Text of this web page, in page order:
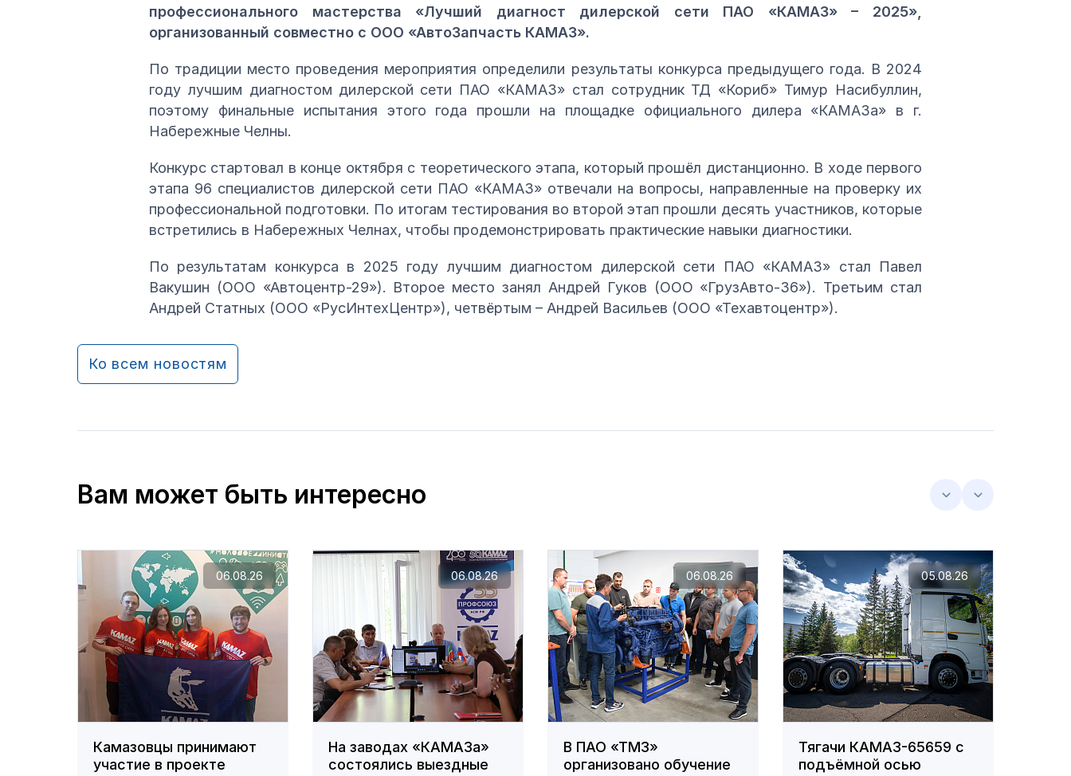
профессионального мастерства «Лучший диагност дилерской сети ПАО «КАМАЗ» – 2025»,
организованный совместно с ООО «АвтоЗапчасть КАМАЗ».
По традиции место проведения мероприятия определили результаты конкурса предыдущего года. В 2024
году лучшим диагностом дилерской сети ПАО «КАМАЗ» стал сотрудник ТД «Кориб» Тимур Насибуллин,
поэтому финальные испытания этого года прошли на площадке официального дилера «КАМАЗа» в г.
Набережные Челны.
Конкурс стартовал в конце октября с теоретического этапа, который прошёл дистанционно. В ходе первого
этапа 96 специалистов дилерской сети ПАО «КАМАЗ» отвечали на вопросы, направленные на проверку их
профессиональной подготовки. По итогам тестирования во второй этап прошли десять участников, которые
встретились в Набережных Челнах, чтобы продемонстрировать практические навыки диагностики.
По результатам конкурса в 2025 году лучшим диагностом дилерской сети ПАО «КАМАЗ» стал Павел
Вакушин (ООО «Автоцентр-29»). Второе место занял Андрей Гуков (ООО «ГрузАвто-36»). Третьим стал
Андрей Статных (ООО «РусИнтехЦентр»), четвёртым – Андрей Васильев (ООО «Техавтоцентр»).
Ко всем новостям
Вам может быть интересно
Камазовцы принимают
участие в проекте
06.08.26
На заводах «КАМАЗа»
состоялись выездные
06.08.26
В ПАО «ТМЗ»
организовано обучение
06.08.26
Тягачи КАМАЗ-65659 с
подъёмной осью
05.08.26